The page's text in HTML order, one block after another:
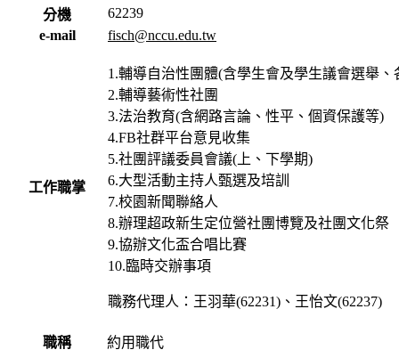
分機
62239
e-mail
fisch@nccu.edu.tw
工作職掌
1.輔導自治性團體(含學生會及學生議會選舉
2.輔導藝術性社團
3.法治教育(含網路言論、性平、個資保護等)
4.FB社群平台意見收集
5.社團評議委員會議(上、下學期)
6.大型活動主持人甄選及培訓
7.校園新聞聯絡人
8.辦理超政新生定位營社團博覽及社團文化祭
9.協辦文化盃合唱比賽
10.臨時交辦事項
職務代理人：王羽華(62231)、王怡文(62237)
職稱
約用職代